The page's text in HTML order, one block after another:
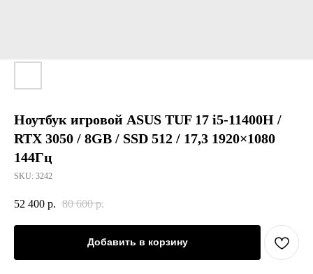
Ноутбук игровой ASUS TUF 17 i5-11400H /
RTX 3050 / 8GB / SSD 512 / 17,3 1920×1080
144Гц
SKU: 3242
52 400 р. 80 600 р.
Добавить в корзину